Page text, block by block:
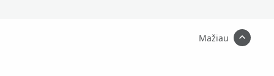
Mažiau